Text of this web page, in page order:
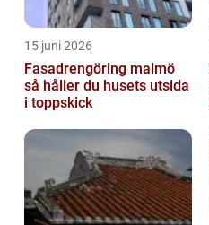
15 juni 2026
Fasadrengöring malmö
så håller du husets utsida
i toppskick